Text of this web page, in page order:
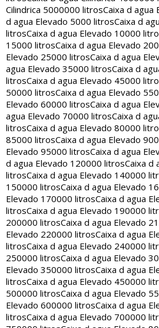
Cilindrica 5000000 litrosCaixa d agua
d agua Elevado 5000 litrosCaixa d
litrosCaixa d agua Elevado 10000
15000 litrosCaixa d agua Elevado
Elevado 25000 litrosCaixa d agua
agua Elevado 35000 litrosCaixa d
litrosCaixa d agua Elevado 45000
50000 litrosCaixa d agua Elevado
Elevado 60000 litrosCaixa d agua
agua Elevado 70000 litrosCaixa d
litrosCaixa d agua Elevado 80000
85000 litrosCaixa d agua Elevado
Elevado 95000 litrosCaixa d agua
d agua Elevado 120000 litrosCaixa d
litrosCaixa d agua Elevado 140000
150000 litrosCaixa d agua Elevado
Elevado 170000 litrosCaixa d agua
litrosCaixa d agua Elevado 190000
200000 litrosCaixa d agua Elevado
Elevado 220000 litrosCaixa d agua
litrosCaixa d agua Elevado 240000
250000 litrosCaixa d agua Elevado
Elevado 350000 litrosCaixa d agua
litrosCaixa d agua Elevado 450000
500000 litrosCaixa d agua Elevado
Elevado 600000 litrosCaixa d agua
litrosCaixa d agua Elevado 700000